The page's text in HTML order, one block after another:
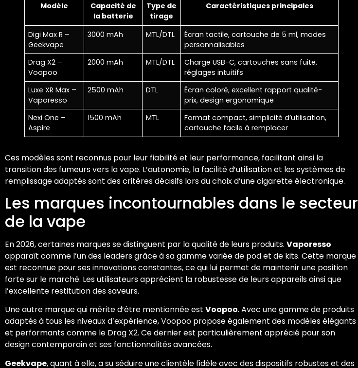
Modèle
Capacité de
la batterie
Type de
tirage
Caractéristiques principales
Digi Max R –
Geekvape
3000 mAh MTL/DTL
Écran tactile, cartouche de 5 ml, modes
personnalisables
Drag X2 –
Voopoo
2000 mAh MTL/DTL
Charge USB-C, cartouches sans fuite,
réglages intuitifs
Luxe XR Max –
Vaporesso
2500 mAh DTL
Écran coloré, excellent rapport qualité-
prix, design ergonomique
Nexi One –
Aspire
1500 mAh MTL
Format compact, simplicité d’utilisation,
cartouche facile à remplacer
Ces modèles sont reconnus pour leur fiabilité et leur performance, facilitant ainsi la
transition des fumeurs vers la vape. L’autonomie, la facilité d’utilisation et les systèmes de
remplissage adaptés sont des critères décisifs lors du choix d’une cigarette électronique.
Les marques incontournables dans le secteur
de la vape
En 2026, certaines marques se distinguent par la qualité de leurs produits. Vaporesso
apparaît comme l’un des leaders grâce à sa gamme variée de pod et de kits. Cette marque
est reconnue pour ses innovations constantes, ce qui lui permet de maintenir une position
forte sur le marché. Les utilisateurs apprécient la robustesse de leurs appareils ainsi que
l’excellente restitution des saveurs.
Une autre marque qui mérite d’être mentionnée est Voopoo. Avec une gamme de produits
adaptés à tous les niveaux d’expérience, Voopoo propose également des modèles élégants
et performants comme le Drag X2. Ce dernier est particulièrement apprécié pour son
design contemporain et ses fonctionnalités avancées.
Geekvape, quant à elle, a su séduire une clientèle fidèle avec des dispositifs robustes et des